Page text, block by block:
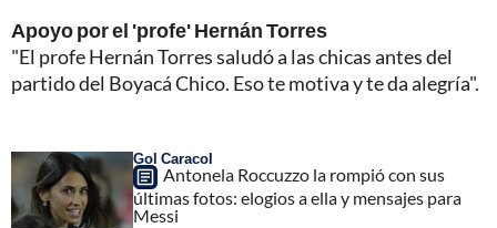
Apoyo por el 'profe' Hernán Torres
"El profe Hernán Torres saludó a las chicas antes del
partido del Boyacá Chico. Eso te motiva y te da alegría".
Gol Caracol
Antonela Roccuzzo la rompió con sus
últimas fotos: elogios a ella y mensajes para
Messi